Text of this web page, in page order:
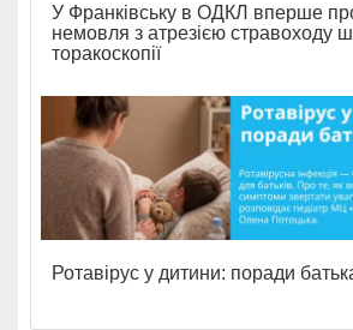
У Франківську в ОДКЛ вперше
немовля з атрезією стравоходу
торакоскопії
Ротавірус у дитини: поради